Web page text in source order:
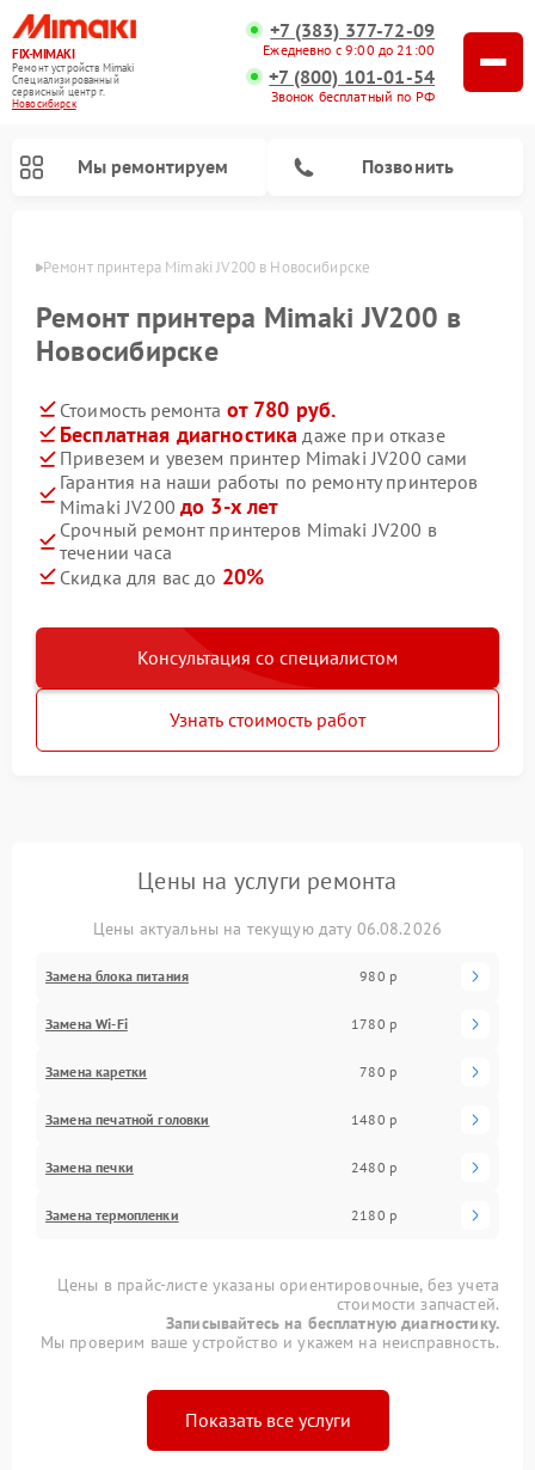
FIX-MIMAKI
Ремонт устройств Mimaki
Специализированный
cервисный центр г.
Новосибирск
+7 (383) 377-72-09
Ежедневно с 9:00 до 21:00
+7 (800) 101-01-54
Звонок бесплатный по РФ
Мы ремонтируем Позвонить
Ремонт принтера Mimaki JV200 в Новосибирске
Ремонт принтера Mimaki JV200 в
Новосибирске
Стоимость ремонта от 780 руб.
Бесплатная диагностика даже при отказе
Привезем и увезем принтер Mimaki JV200 сами
Гарантия на наши работы по ремонту принтеров
Mimaki JV200 до 3-х лет
Срочный ремонт принтеров Mimaki JV200 в
течении часа
Скидка для вас до 20%
Консультация со специалистом
Узнать стоимость работ
Цены на услуги ремонта
Цены актуальны на текущую дату 06.08.2026
Замена блока питания 980 р
Замена Wi-Fi 1780 р
Замена каретки 780 р
Замена печатной головки 1480 р
Замена печки 2480 р
Замена термопленки 2180 р
Цены в прайс-листе указаны ориентировочные, без учета
стоимости запчастей.
Записывайтесь на бесплатную диагностику.
Мы проверим ваше устройство и укажем на неисправность.
Показать все услуги